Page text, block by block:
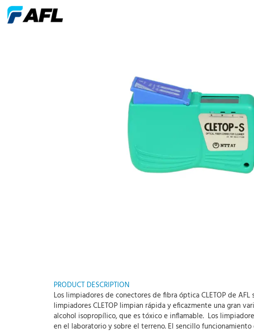
PRODUCT DESCRIPTION
Los limpiadores de conectores de fibra óptica CLETOP de
limpiadores CLETOP limpian rápida y eficazmente una gran
alcohol isopropílico, que es tóxico e inflamable. Los
en el laboratorio y sobre el terreno. El sencillo